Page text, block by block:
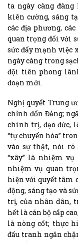
ta ngày càng
kiên cường, sáng
các địa phương,
quan trọng đối với
sức đẩy mạnh việc
ngày càng trong
đội tiên phong
đoạn mới.
Nghị quyết Trung
chỉnh đốn Đảng;
chính trị, đạo đức,
“tự chuyển hóa”
vào sự thật, nói rõ
“xây” là nhiệm vụ
nhiệm vụ quan
hiện với quyết tâm
động, sáng tạo và
trị, của nhân dân,
hết là cán bộ cấp
là nòng cốt; thực
đấu tranh ngăn